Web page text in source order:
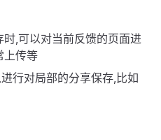
,可以对当前反馈的页面进
上传等
行对局部的分享保存,比如